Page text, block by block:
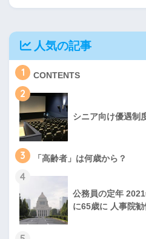
人気の記事
1 CONTENTS
2
シニア向け優遇制
3 「高齢者」は何歳から？
4
公務員の定年
に65歳に 人事院勧